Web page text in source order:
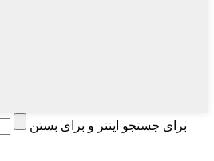
برای جستجو اینتر و برای بستن